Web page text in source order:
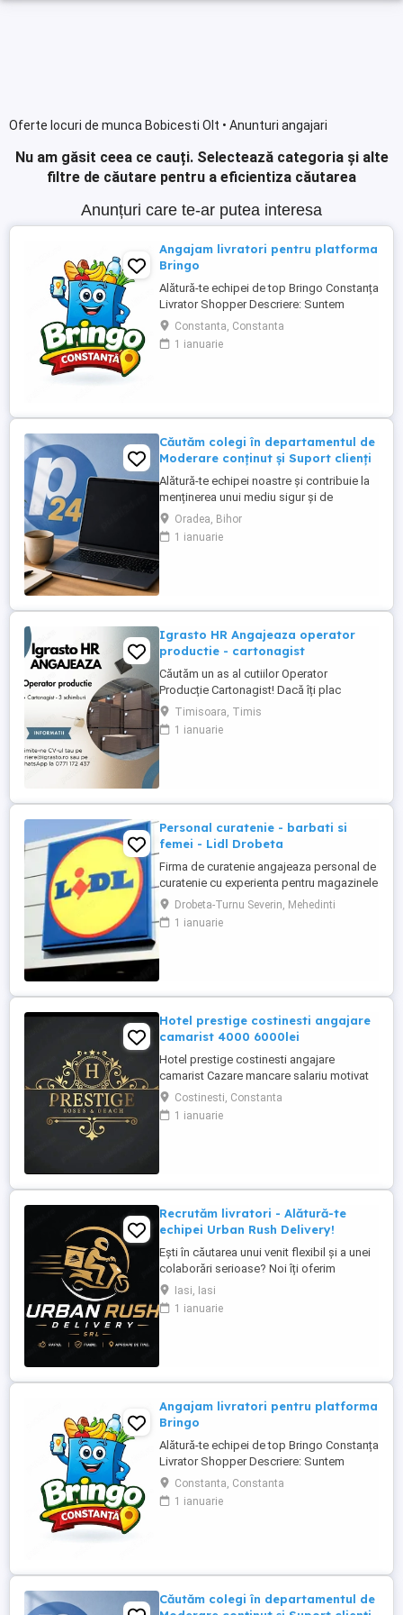
Oferte locuri de munca Bobicesti Olt • Anunturi angajari
Nu am găsit ceea ce cauți. Selectează categoria și alte
filtre de căutare pentru a eficientiza căutarea
Anunțuri care te-ar putea interesa
Angajam livratori pentru platforma
Bringo
Alătură-te echipei de top Bringo Constanța
Livrator Shopper Descriere: Suntem
echipa de top Bringo din Constanța,
fruntași la număr de comenzi, target-uri
atinse și tips-uri primite de la clienți. Acum
Constanta, Constanta
1 ianuarie
Căutăm colegi în departamentul de
Moderare conținut și Suport clienți
Alătură-te echipei noastre și contribuie la
menținerea unui mediu sigur și de
încredere pe platformele noastre de
anunțuri din România, Germania și
Ungaria. În funcție de experiența și
Oradea, Bihor
1 ianuarie
Igrasto HR Angajeaza operator
productie - cartonagist
Căutăm un as al cutiilor Operator
Producție Cartonagist! Dacă îți plac
lucrurile bine făcute, ai ochi de vultur
pentru detalii și îți place să vezi cum dintr-
o bucată de carton iese ceva util și fain
Timisoara, Timis
1 ianuarie
Personal curatenie - barbati si
femei - Lidl Drobeta
Firma de curatenie angajeaza personal de
curatenie cu experienta pentru magazinele
Lidl din Drobeta Program o zi cu o zi.
Personalul de curatenie va asigura:
curatarea aparatelor de reciclat sticle si
Drobeta-Turnu Severin, Mehedinti
1 ianuarie
Hotel prestige costinesti angajare
camarist 4000 6000lei
Hotel prestige costinesti angajare
camarist Cazare mancare salariu motivat
4000 6000
Costinesti, Constanta
1 ianuarie
Recrutăm livratori - Alătură-te
echipei Urban Rush Delivery!
Ești în căutarea unui venit flexibil și a unei
colaborări serioase? Noi îți oferim
posibilitatea să livrezi prin cele mai mari
platforme de livrare din România, într-un
mediu profesionist și transparent. Ce îți
Iasi, Iasi
1 ianuarie
Angajam livratori pentru platforma
Bringo
Alătură-te echipei de top Bringo Constanța
Livrator Shopper Descriere: Suntem
echipa de top Bringo din Constanța,
fruntași la număr de comenzi, target-uri
atinse și tips-uri primite de la clienți. Acum
Constanta, Constanta
1 ianuarie
Căutăm colegi în departamentul de